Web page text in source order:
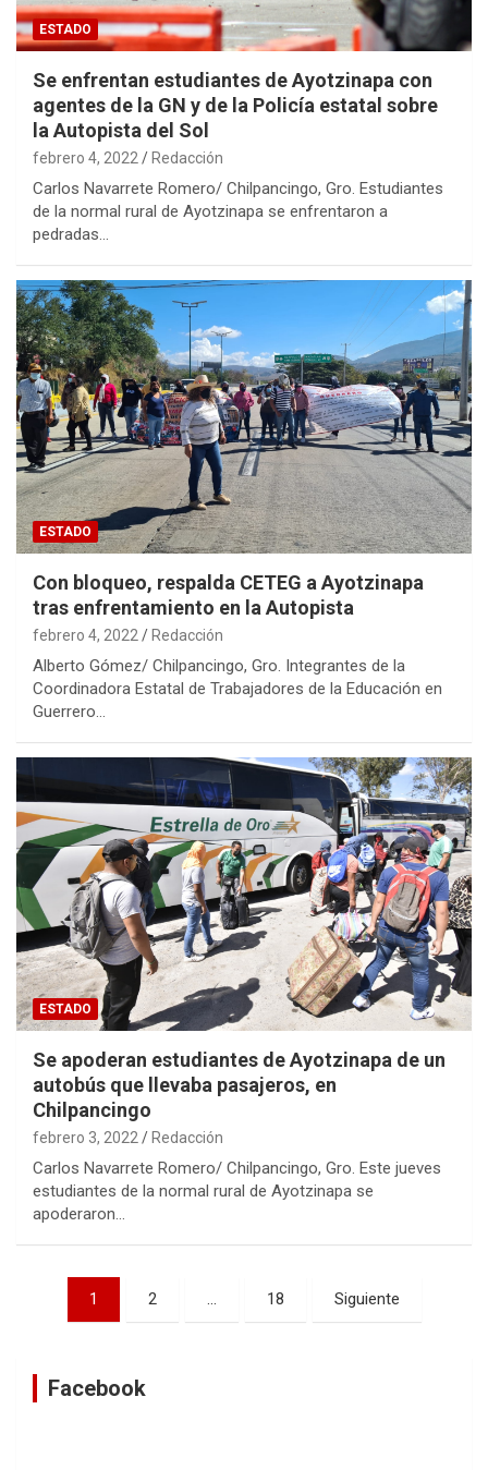
ESTADO
Se enfrentan estudiantes de Ayotzinapa con
agentes de la GN y de la Policía estatal sobre
la Autopista del Sol
febrero 4, 2022 Redacción
Carlos Navarrete Romero/ Chilpancingo, Gro. Estudiantes
de la normal rural de Ayotzinapa se enfrentaron a
pedradas…
ESTADO
Con bloqueo, respalda CETEG a Ayotzinapa
tras enfrentamiento en la Autopista
febrero 4, 2022 Redacción
Alberto Gómez/ Chilpancingo, Gro. Integrantes de la
Coordinadora Estatal de Trabajadores de la Educación en
Guerrero…
ESTADO
Se apoderan estudiantes de Ayotzinapa de un
autobús que llevaba pasajeros, en
Chilpancingo
febrero 3, 2022 Redacción
Carlos Navarrete Romero/ Chilpancingo, Gro. Este jueves
estudiantes de la normal rural de Ayotzinapa se
apoderaron…
Navegación
1 2 … 18 Siguiente
Facebook